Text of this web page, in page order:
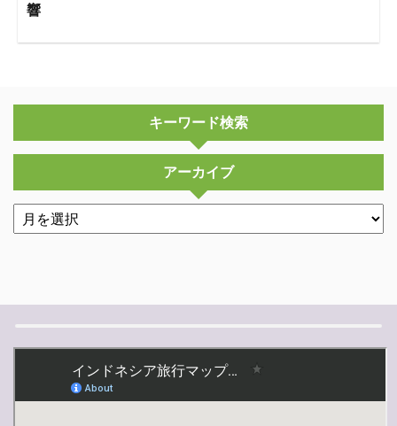
響
キーワード検索
アーカイブ